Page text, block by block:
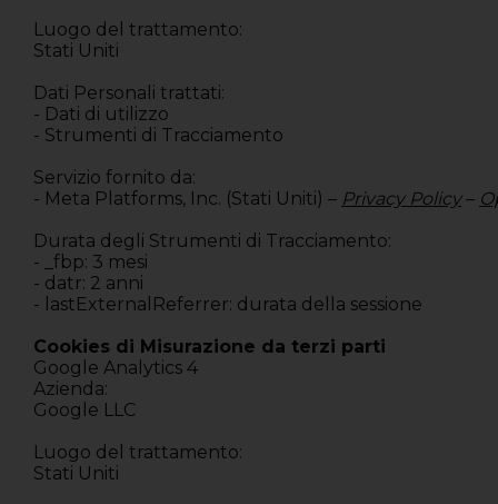
Luogo del trattamento:
Stati Uniti
Dati Personali trattati:
- Dati di utilizzo
- Strumenti di Tracciamento
Servizio fornito da:
- Meta Platforms, Inc. (Stati Uniti) – Privacy Policy –
Durata degli Strumenti di Tracciamento:
- _fbp: 3 mesi
- datr: 2 anni
- lastExternalReferrer: durata della sessione
Cookies di Misurazione da terzi parti
Google Analytics 4
Azienda:
Google LLC
Luogo del trattamento:
Stati Uniti